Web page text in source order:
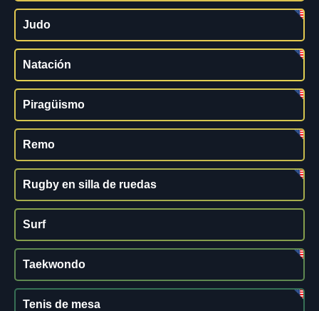
Judo
Natación
Piragüismo
Remo
Rugby en silla de ruedas
Surf
Taekwondo
Tenis de mesa